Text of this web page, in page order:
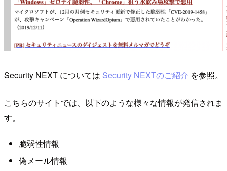
Security NEXT については Security NEXTのご紹介 を参照。
こちらのサイトでは、以下のような様々な情報が発信されま
す。
脆弱性情報
偽メール情報